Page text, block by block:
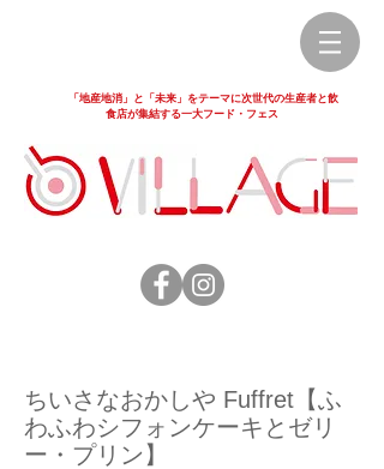
「地産地消」と「未来」をテーマに次世代の生産者と飲
食店が集結する一大フード・フェス
ちいさなおかしや Fuffret【ふ
わふわシフォンケーキとゼリ
ー・プリン】